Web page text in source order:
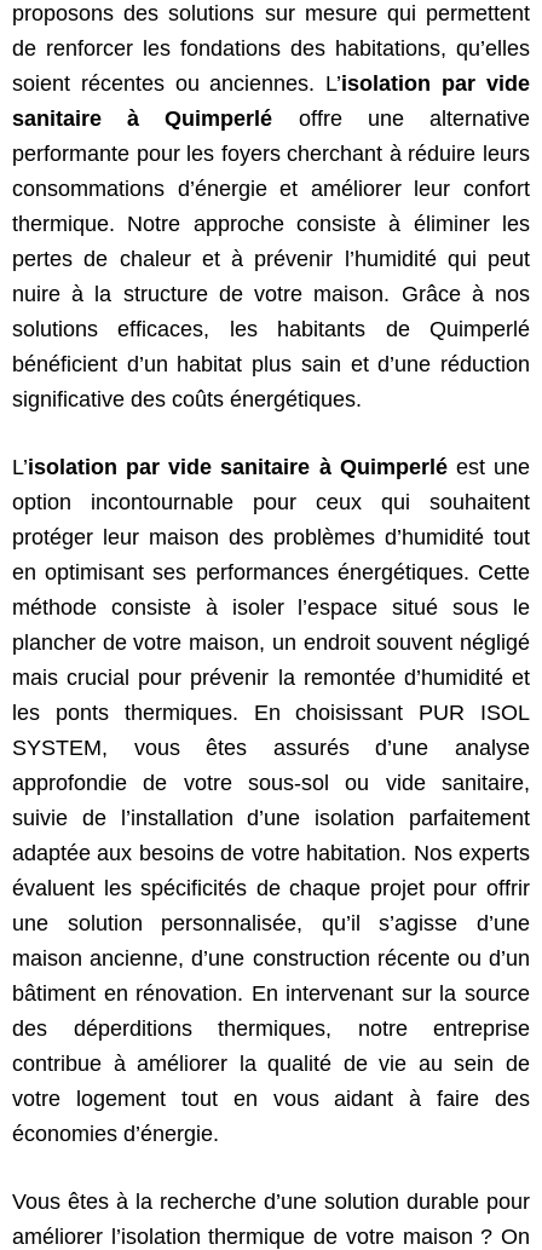
proposons des solutions sur mesure qui permettent
de renforcer les fondations des habitations, qu’elles
soient récentes ou anciennes. L’isolation par vide
sanitaire à Quimperlé offre une alternative
performante pour les foyers cherchant à réduire leurs
consommations d’énergie et améliorer leur confort
thermique. Notre approche consiste à éliminer les
pertes de chaleur et à prévenir l’humidité qui peut
nuire à la structure de votre maison. Grâce à nos
solutions efficaces, les habitants de Quimperlé
bénéficient d’un habitat plus sain et d’une réduction
significative des coûts énergétiques.
L’isolation par vide sanitaire à Quimperléest une
option incontournable pour ceux qui souhaitent
protéger leur maison des problèmes d’humidité tout
en optimisant ses performances énergétiques. Cette
méthode consiste à isoler l’espace situé sous le
plancher de votre maison, un endroit souvent négligé
mais crucial pour prévenir la remontée d’humidité et
les ponts thermiques. En choisissant PUR ISOL
SYSTEM, vous êtes assurés d’une analyse
approfondie de votre sous-sol ou vide sanitaire,
suivie de l’installation d’une isolation parfaitement
adaptée aux besoins de votre habitation. Nos experts
évaluent les spécificités de chaque projet pour offrir
une solution personnalisée, qu’il s’agisse d’une
maison ancienne, d’une construction récente ou d’un
bâtiment en rénovation. En intervenant sur la source
des déperditions thermiques, notre entreprise
contribue à améliorer la qualité de vie au sein de
votre logement tout en vous aidant à faire des
économies d’énergie.
Vous êtes à la recherche d’une solution durable pour
améliorer l’isolation thermique de votre maison ? On